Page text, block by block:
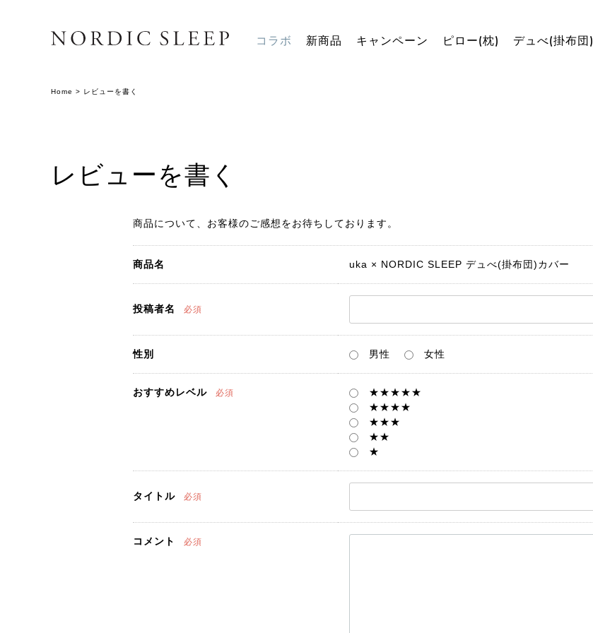
コラボ 新商品 キャンペーン ピロー(枕) デュべ(掛布団)
Home > レビューを書く
レビューを書く
商品について、お客様のご感想をお待ちしております。
商品名 uka × NORDIC SLEEP デュべ(掛布団)カバー
投稿者名 必須
性別 男性 女性
おすすめレベル 必須
★★★★★
★★★★
★★★
★★
★
タイトル 必須
コメント 必須